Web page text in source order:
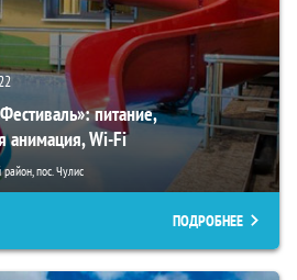
питание,
анимация, Wi-Fi
пос. Чулис
ПОДРОБНЕЕ